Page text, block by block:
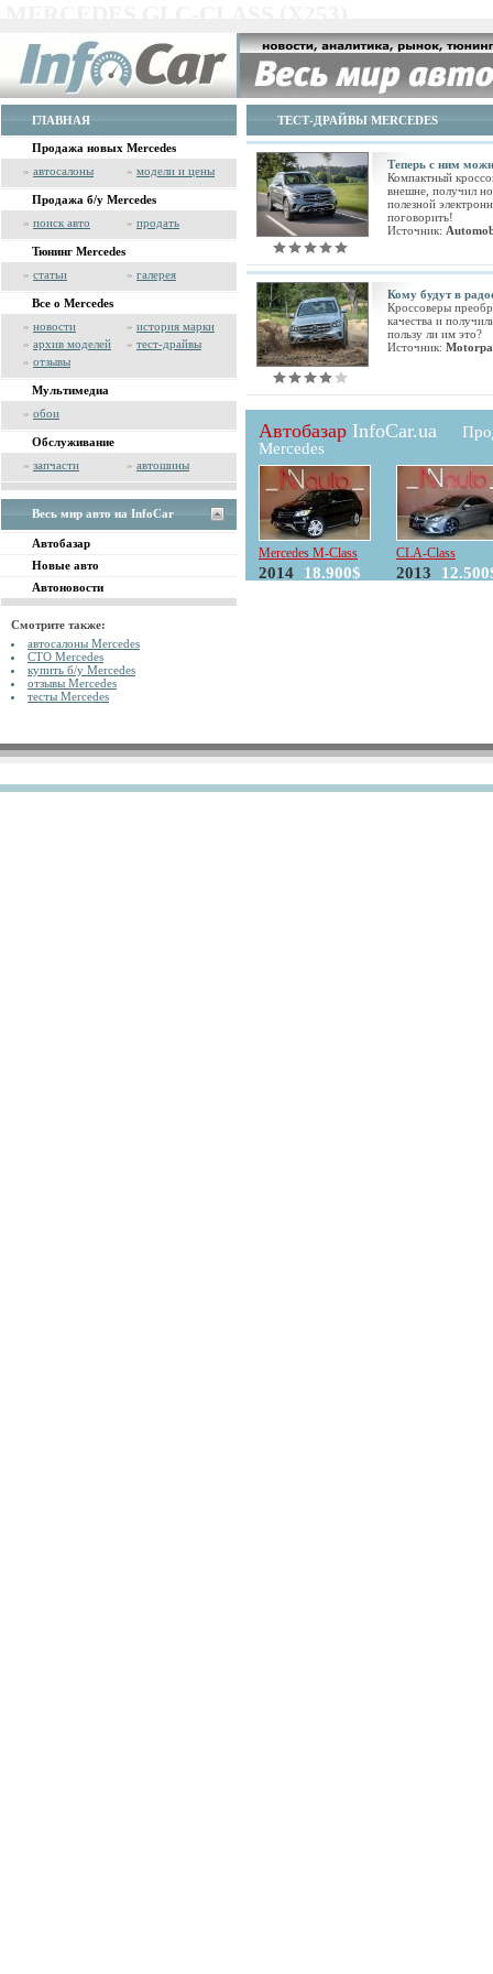
ГЛАВНАЯ
Продажа новых Mercedes
» автосалоны » модели и цены
Продажа б/у Mercedes
» поиск авто » продать
Тюнинг Mercedes
» статьи » галерея
Все о Mercedes
» новости » история марки
» архив моделей » тест-драйвы
» отзывы
Мультимедиа
» обои
Обслуживание
» запчасти » автошины
Весь мир авто на InfoCar
Автобазар
Новые авто
Автоновости
Смотрите также:
автосалоны Mercedes
СТО Mercedes
купить б/у Mercedes
отзывы Mercedes
тесты Mercedes
ТЕСТ-ДРАЙВЫ MERCEDES
Теперь с ним
Компактный
внешне, получил
полезной
поговорить!
Источник:
Кому будут в
Кроссоверы
качества и
пользу ли им это?
Источник:
Автобазар InfoCar.ua
Mercedes
Mercedes M-Class
2014 18.900$
CLA-Class
2013